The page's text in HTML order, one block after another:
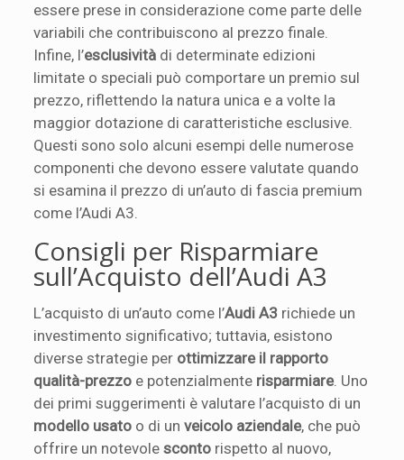
essere prese in considerazione come parte delle
variabili che contribuiscono al prezzo finale.
Infine, l’esclusività di determinate edizioni
limitate o speciali può comportare un premio sul
prezzo, riflettendo la natura unica e a volte la
maggior dotazione di caratteristiche esclusive.
Questi sono solo alcuni esempi delle numerose
componenti che devono essere valutate quando
si esamina il prezzo di un’auto di fascia premium
come l’Audi A3.
Consigli per Risparmiare
sull’Acquisto dell’Audi A3
L’acquisto di un’auto come l’Audi A3 richiede un
investimento significativo; tuttavia, esistono
diverse strategie per ottimizzare il rapporto
qualità-prezzo e potenzialmente risparmiare. Uno
dei primi suggerimenti è valutare l’acquisto di un
modello usato o di unveicolo aziendale, che può
offrire un notevolesconto rispetto al nuovo,